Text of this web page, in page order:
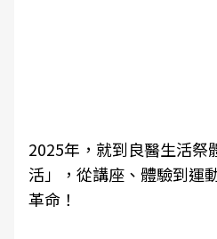
2025年，就到良醫生活祭
活」，從講座、體驗到運
革命！